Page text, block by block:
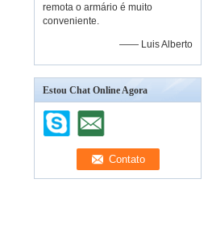
remota o armário é muito
conveniente.
—— Luis Alberto
Estou Chat Online Agora